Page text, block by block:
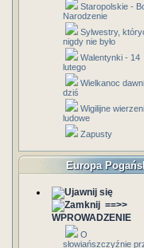
Staropolskie -
Narodzenie
Sylwestry,
nigdy nie było
Walentynki - 14
lutego
Wielkanoc
dziś
Wigilijne
ludowe
Zapusty
Europa
==>>
WPROWADZENIE
O
słowiańszczyźnie